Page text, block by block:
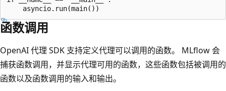
函数调用
OpenAI 代理 SDK 支持定义代理可以调用的函数。 MLflow 会
捕获函数调用，并显示代理可用的函数，这些函数包括被调用的
函数以及函数调用的输入和输出。